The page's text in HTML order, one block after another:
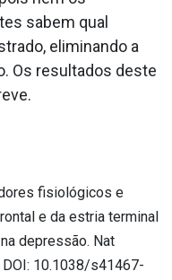
sabem qual
eliminando a
Os resultados deste
fisiológicos e
e da estria terminal
depressão. Nat
10.1038/s41467-